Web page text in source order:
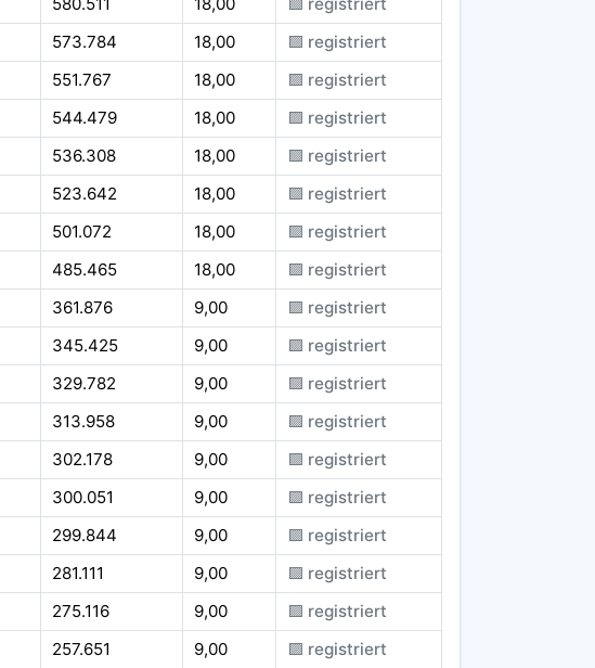
580.511 18,00
🟪 registriert
573.784 18,00
🟪 registriert
551.767 18,00
🟪 registriert
544.479 18,00
🟪 registriert
536.308 18,00
🟪 registriert
523.642 18,00
🟪 registriert
501.072 18,00
🟪 registriert
485.465 18,00
🟪 registriert
361.876 9,00
🟪 registriert
345.425 9,00
🟪 registriert
329.782 9,00
🟪 registriert
313.958 9,00
🟪 registriert
302.178 9,00
🟪 registriert
300.051 9,00
🟪 registriert
299.844 9,00
🟪 registriert
281.111 9,00
🟪 registriert
275.116 9,00
🟪 registriert
257.651 9,00
🟪 registriert